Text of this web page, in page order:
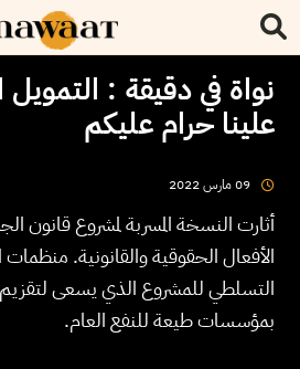
نواة في دقيقة : التمويل
علينا حرام عليكم
09مارس2022
أثارت النسخة المسربة لمشروع قانون
الأفعال الحقوقية والقانونية.
التسلطي للمشروع الذي يسعى
بمؤسسات طيعة للنفع العام.